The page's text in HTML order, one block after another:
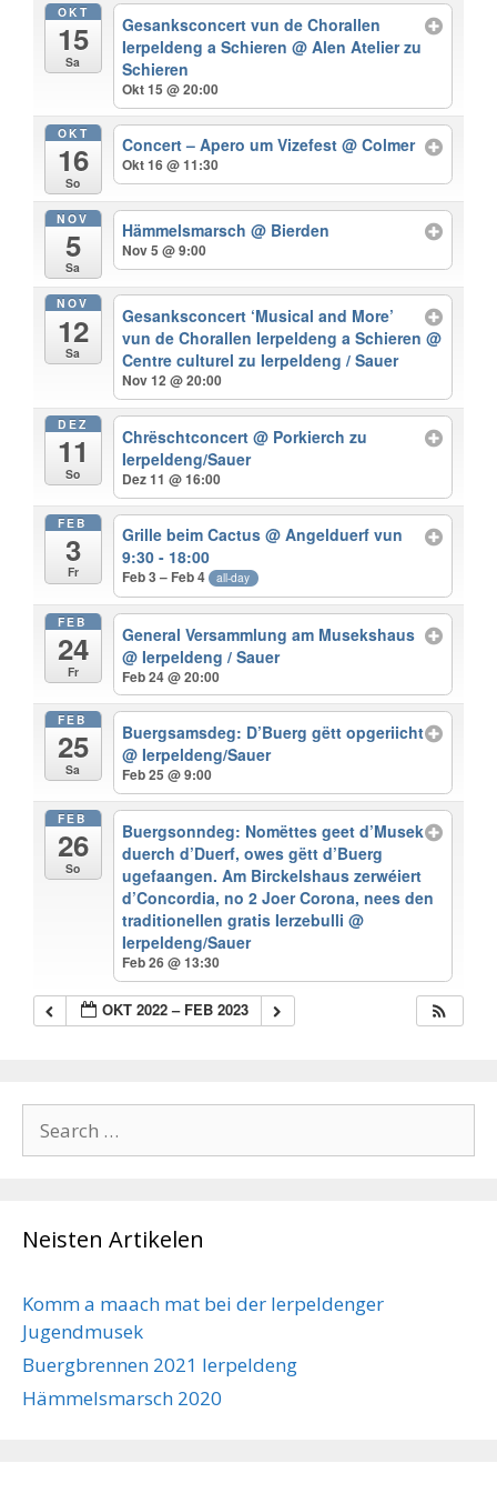
OKT
15
Sa
Gesanksconcert vun de Chorallen
Ierpeldeng a Schieren@ Alen Atelier zu
Schieren
Okt 15 @ 20:00
OKT
16
So
Concert – Apero um Vizefest@ Colmer
Okt 16 @ 11:30
NOV
5
Sa
Hämmelsmarsch@ Bierden
Nov 5 @ 9:00
NOV
12
Sa
Gesanksconcert ‘Musical and More’
vun de Chorallen Ierpeldeng a Schieren@
Centre culturel zu Ierpeldeng / Sauer
Nov 12 @ 20:00
DEZ
11
So
Chrëschtconcert@ Porkierch zu
Ierpeldeng/Sauer
Dez 11 @ 16:00
FEB
3
Fr
Grille beim Cactus@ Angelduerf vun
9:30 - 18:00
Feb 3 – Feb 4 all-day
FEB
24
Fr
General Versammlung am Musekshaus
@ Ierpeldeng / Sauer
Feb 24 @ 20:00
FEB
25
Sa
Buergsamsdeg: D’Buerg gëtt opgeriicht
@ Ierpeldeng/Sauer
Feb 25 @ 9:00
FEB
26
So
Buergsonndeg: Nomëttes geet d’Musek
duerch d’Duerf, owes gëtt d’Buerg
ugefaangen. Am Birckelshaus zerwéiert
d’Concordia, no 2 Joer Corona, nees den
traditionellen gratis Ierzebulli@
Ierpeldeng/Sauer
Feb 26 @ 13:30
OKT 2022 – FEB 2023
for:
Neisten Artikelen
Komm a maach mat bei der Ierpeldenger
Jugendmusek
Buergbrennen 2021 Ierpeldeng
Hämmelsmarsch 2020